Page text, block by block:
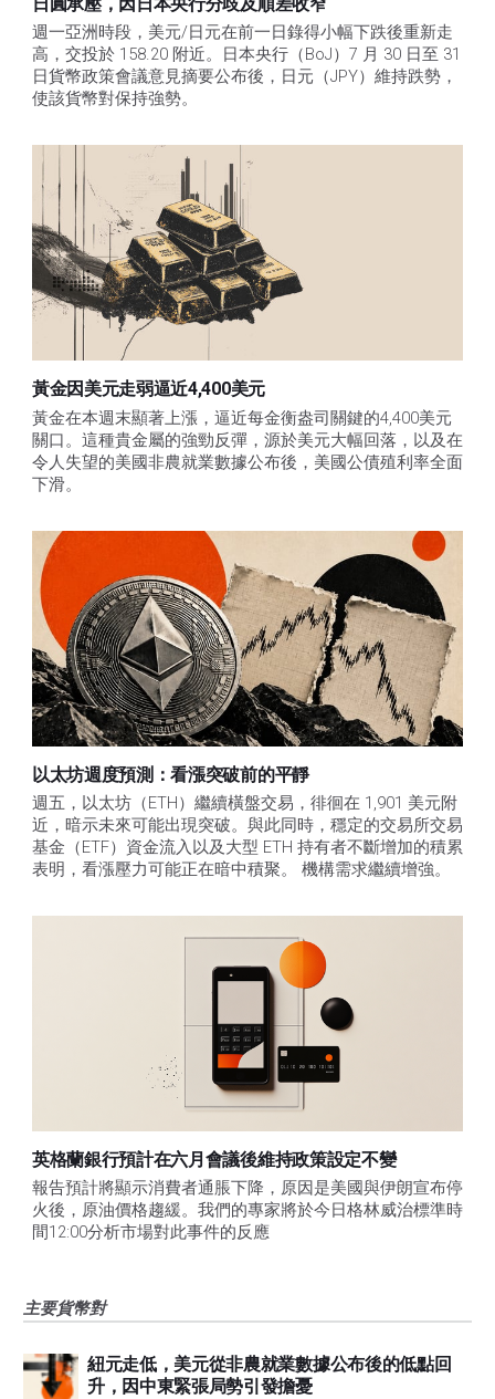
週一亞洲時段，美元/日元在前一日錄得小幅下跌後重新走
高，交投於 158.20 附近。日本央行（BoJ）7 月 30 日至 31
日貨幣政策會議意見摘要公布後，日元（JPY）維持跌勢，
使該貨幣對保持強勢。
黃金因美元走弱逼近4,400美元
黃金在本週末顯著上漲，逼近每金衡盎司關鍵的4,400美元
關口。這種貴金屬的強勁反彈，源於美元大幅回落，以及在
令人失望的美國非農就業數據公布後，美國公債殖利率全面
下滑。
以太坊週度預測：看漲突破前的平靜
週五，以太坊（ETH）繼續橫盤交易，徘徊在 1,901 美元附
近，暗示未來可能出現突破。與此同時，穩定的交易所交易
基金（ETF）資金流入以及大型 ETH 持有者不斷增加的積累
表明，看漲壓力可能正在暗中積聚。 機構需求繼續增強。
英格蘭銀行預計在六月會議後維持政策設定不變
報告預計將顯示消費者通脹下降，原因是美國與伊朗宣布停
火後，原油價格趨緩。我們的專家將於今日格林威治標準時
間12:00分析市場對此事件的反應
主要貨幣對
紐元走低，美元從非農就業數據公布後的低點回
升，因中東緊張局勢引發擔憂